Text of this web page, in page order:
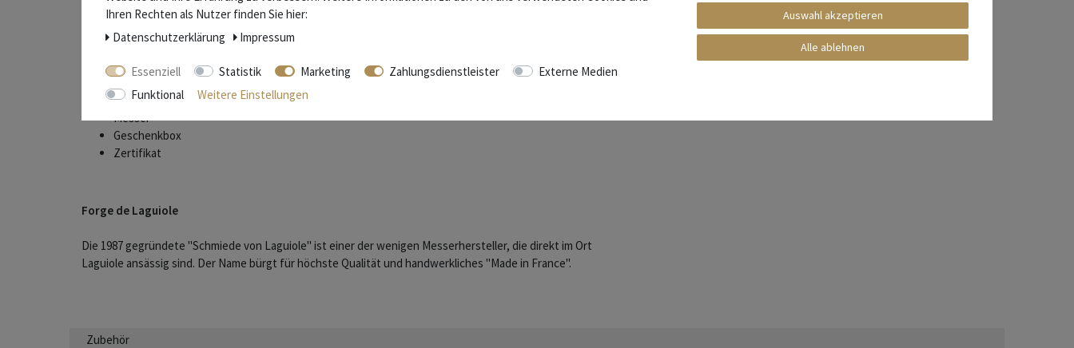
Griff: 12 cm - Griffschalen Bruyère (Baumheide) - Backen matt
Gewicht: 87 g
Lieferumfang
Messer
Geschenkbox
Zertifikat
Forge de Laguiole
Die 1987 gegründete "Schmiede von Laguiole" ist einer der wenigen Messerhersteller, die direkt im Ort
Laguiole ansässig sind. Der Name bürgt für höchste Qualität und handwerkliches "Made in France".
Zubehör
Ihren Rechten als Nutzer finden Sie hier:
Daten­schutz­erklärung
Impressum
Essenziell Statistik Marketing Zahlungsdienstleister
Externe Medien
Funktional
Weitere Einstellungen
Auswahl akzeptieren
Alle ablehnen